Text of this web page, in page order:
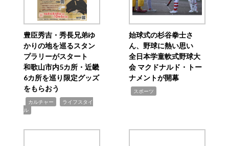
豊臣秀吉・秀長兄弟ゆ
かりの地を巡るスタン
プラリーがスタート
和歌山市内5カ所・近畿
6カ所を巡り限定グッズ
をもらおう
カルチャー
ライフスタイ
ル
始球式の杉谷拳士さ
ん、野球に熱い思い
全日本学童軟式野球大
会 マクドナルド・トー
ナメントが開幕
スポーツ